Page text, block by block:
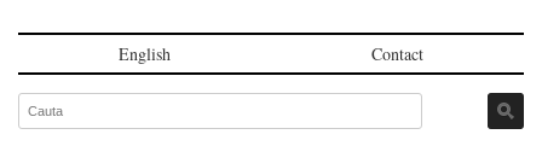
English Contact